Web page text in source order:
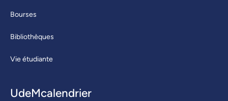
Bourses
Bibliothèques
Vie étudiante
UdeMcalendrier